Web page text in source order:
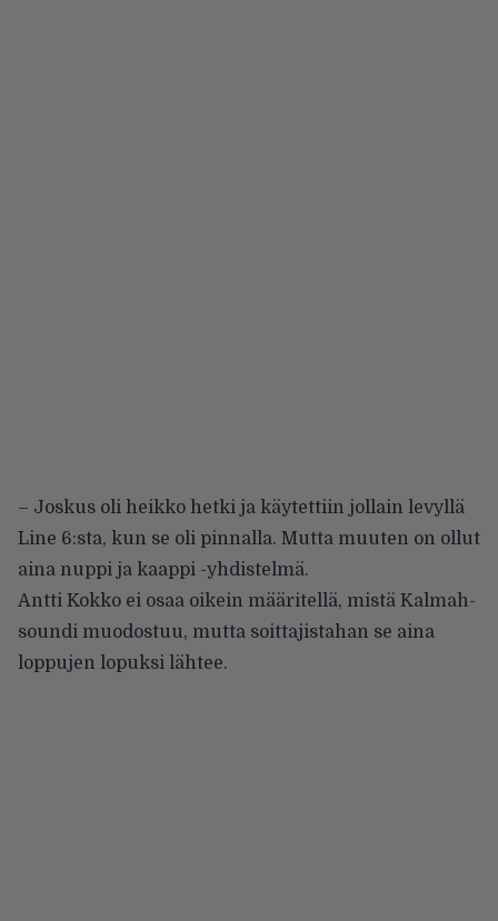
– Joskus oli heikko hetki ja käytettiin jollain levyllä
Line 6:sta, kun se oli pinnalla. Mutta muuten on ollut
aina nuppi ja kaappi -yhdistelmä.
Antti Kokko ei osaa oikein määritellä, mistä Kalmah-
soundi muodostuu, mutta soittajistahan se aina
loppujen lopuksi lähtee.